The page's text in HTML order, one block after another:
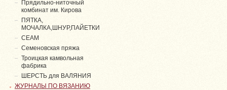
Прядильно-ниточный
комбинат им. Кирова
ПЯТКА,
МОЧАЛКА,ШНУР,ПАЙЕТКИ
СЕАМ
Семеновская пряжа
Троицкая камвольная
фабрика
ШЕРСТЬ для ВАЛЯНИЯ
ЖУРНАЛЫ ПО ВЯЗАНИЮ